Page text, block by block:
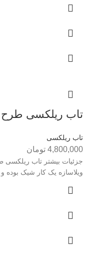
تاب ریلکسی طرح
تاب ریلکسی
4,800,000 تومان
جزئیات بیشتر تاب
ويلاسازه يک کار شيک